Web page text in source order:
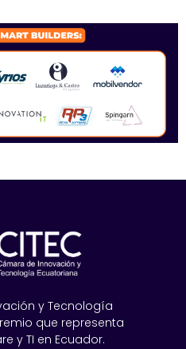
y Tecnología
que representa
y TI en Ecuador.